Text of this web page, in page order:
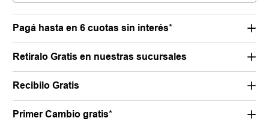
Pagá hasta en 6 cuotas sin interés*
Retiralo Gratis en nuestras sucursales
Recibilo Gratis
Primer Cambio gratis*